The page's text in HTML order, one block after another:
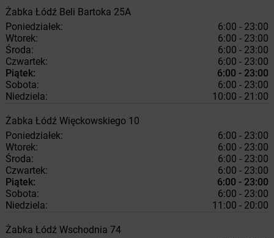
Żabka Łódź Beli Bartoka 25A
Poniedziałek:
6:00 - 23:00
Wtorek:
6:00 - 23:00
Środa:
6:00 - 23:00
Czwartek:
6:00 - 23:00
Piątek:
6:00 - 23:00
Sobota:
6:00 - 23:00
Niedziela:
10:00 - 21:00
Żabka Łódź Więckowskiego 10
Poniedziałek:
6:00 - 23:00
Wtorek:
6:00 - 23:00
Środa:
6:00 - 23:00
Czwartek:
6:00 - 23:00
Piątek:
6:00 - 23:00
Sobota:
6:00 - 23:00
Niedziela:
11:00 - 20:00
Żabka Łódź Wschodnia 74